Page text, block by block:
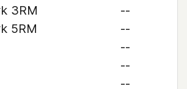
3RM
--
5RM
--
--
--
--